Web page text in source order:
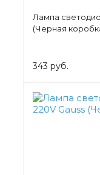
Лампа
(Черная
343 руб.